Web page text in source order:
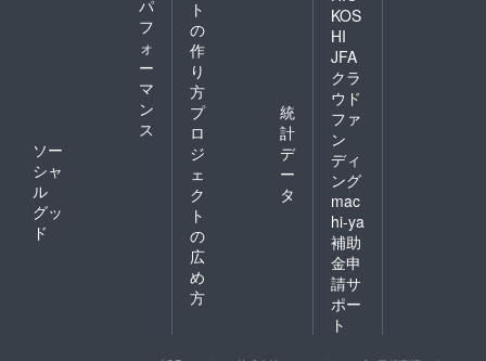
パ
フ
ォ
ー
マ
ン
ス
ソー
シャ
ル
グッ
ド
ト
の
作
り
方
プ
ロ
ジ
ェ
ク
ト
の
広
め
方
統
計
デ
ー
タ
KOS
HI
JFA
クラ
ウド
ファ
ン
ディ
ング
mac
hi-ya
補助
金申
請サ
ポー
ト